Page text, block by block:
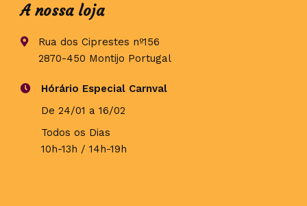
A nossa loja
Rua dos Ciprestes nº156
2870-450 Montijo Portugal
Hórário Especial Carnval
De 24/01 a 16/02
Todos os Dias
10h-13h / 14h-19h